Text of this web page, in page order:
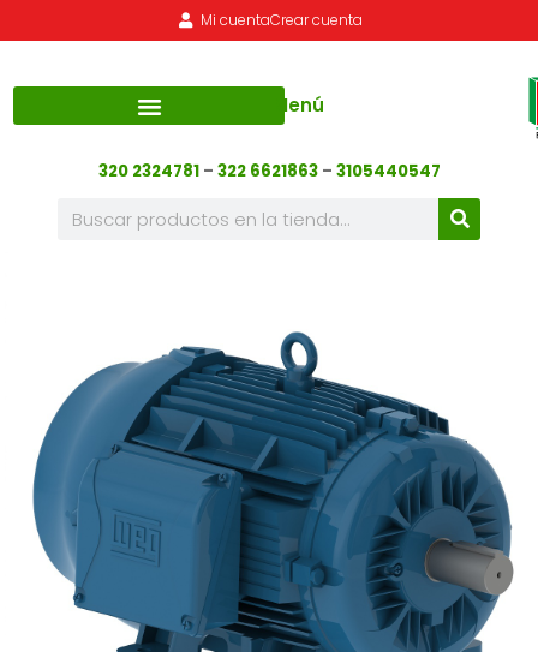
Mi cuentaCrear cuenta
Menú
320 2324781– 322 6621863 – 3105440547